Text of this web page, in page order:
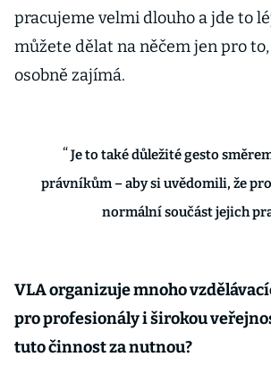
pracujeme velmi dlouho a jde to
můžete dělat na něčem jen pro to,
osobně zajímá.
Je to také důležité gesto
právníkům – aby si uvědomili, že
normální součást jejich
VLA organizuje mnoho
pro profesionály i širokou
tuto činnost za nutnou?